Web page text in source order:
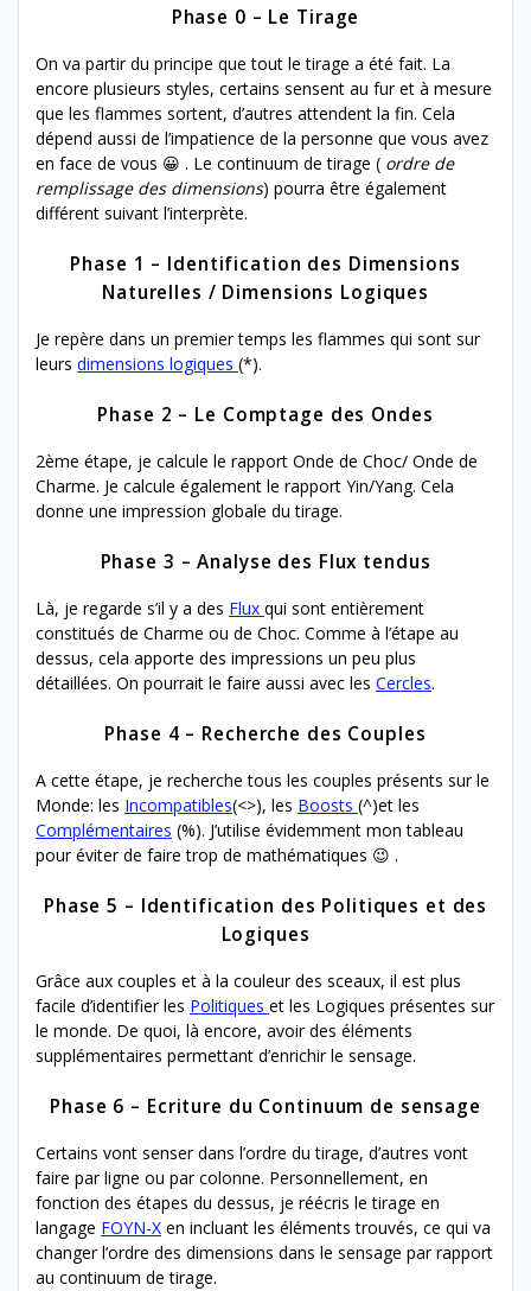
Phase 0 – Le Tirage
On va partir du principe que tout le tirage a été fait. La
encore plusieurs styles, certains sensent au fur et à mesure
que les flammes sortent, d’autres attendent la fin. Cela
dépend aussi de l’impatience de la personne que vous avez
en face de vous 😀 . Le continuum de tirage ( ordre de
remplissage des dimensions) pourra être également
différent suivant l’interprète.
Phase 1 – Identification des Dimensions
Naturelles / Dimensions Logiques
Je repère dans un premier temps les flammes qui sont sur
leurs dimensions logiques (*).
Phase 2 – Le Comptage des Ondes
2ème étape, je calcule le rapport Onde de Choc/ Onde de
Charme. Je calcule également le rapport Yin/Yang. Cela
donne une impression globale du tirage.
Phase 3 – Analyse des Flux tendus
Là, je regarde s’il y a des Flux qui sont entièrement
constitués de Charme ou de Choc. Comme à l’étape au
dessus, cela apporte des impressions un peu plus
détaillées. On pourrait le faire aussi avec les Cercles.
Phase 4 – Recherche des Couples
A cette étape, je recherche tous les couples présents sur le
Monde: les Incompatibles(<>), les Boosts (^)et les
Complémentaires (%). J’utilise évidemment mon tableau
pour éviter de faire trop de mathématiques 😉 .
Phase 5 – Identification des Politiques et des
Logiques
Grâce aux couples et à la couleur des sceaux, il est plus
facile d’identifier les Politiques et les Logiques présentes sur
le monde. De quoi, là encore, avoir des éléments
supplémentaires permettant d’enrichir le sensage.
Phase 6 – Ecriture du Continuum de sensage
Certains vont senser dans l’ordre du tirage, d’autres vont
faire par ligne ou par colonne. Personnellement, en
fonction des étapes du dessus, je réécris le tirage en
langage FOYN-X en incluant les éléments trouvés, ce qui va
changer l’ordre des dimensions dans le sensage par rapport
au continuum de tirage.